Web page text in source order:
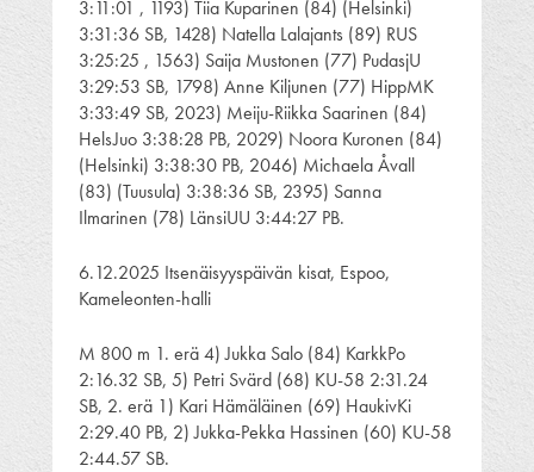
3:11:01 , 1193) Tiia Kuparinen (84) (Helsinki)
3:31:36 SB, 1428) Natella Lalajants (89) RUS
3:25:25 , 1563) Saija Mustonen (77) PudasjU
3:29:53 SB, 1798) Anne Kiljunen (77) HippMK
3:33:49 SB, 2023) Meiju-Riikka Saarinen (84)
HelsJuo 3:38:28 PB, 2029) Noora Kuronen (84)
(Helsinki) 3:38:30 PB, 2046) Michaela Åvall
(83) (Tuusula) 3:38:36 SB, 2395) Sanna
Ilmarinen (78) LänsiUU 3:44:27 PB.
6.12.2025 Itsenäisyyspäivän kisat, Espoo,
Kameleonten-halli
M 800 m 1. erä 4) Jukka Salo (84) KarkkPo
2:16.32 SB, 5) Petri Svärd (68) KU-58 2:31.24
SB, 2. erä 1) Kari Hämäläinen (69) HaukivKi
2:29.40 PB, 2) Jukka-Pekka Hassinen (60) KU-58
2:44.57 SB.